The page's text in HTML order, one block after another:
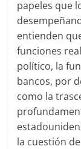
papeles que
entienden
funciones
político, la
bancos, por
como la
la cuestión